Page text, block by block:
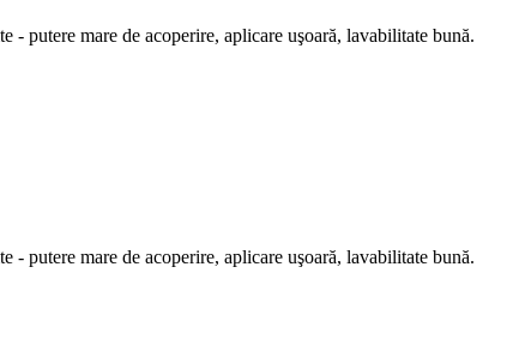
putere mare de acoperire, aplicare uşoară, lavabilitate bună.
putere mare de acoperire, aplicare uşoară, lavabilitate bună.